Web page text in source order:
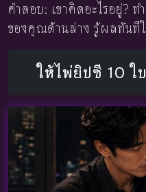
คำตอบ: เขาคิดอะไรอยู่?
ของคุณด้านล่าง รู้ผลทันที
ให้ไพ่ยิปซี 10 ใ